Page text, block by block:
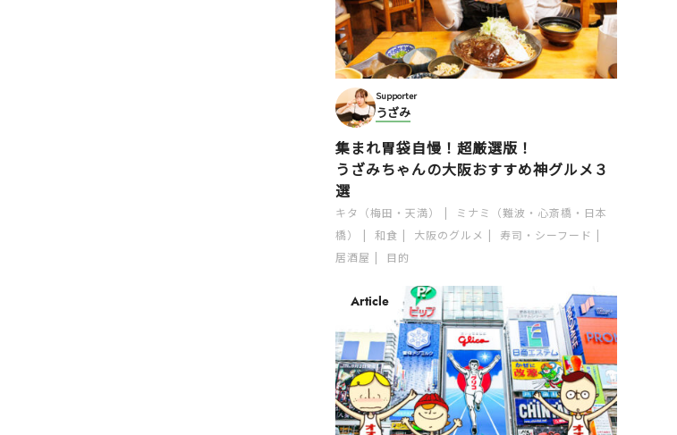
Supporter
うざみ
集まれ胃袋自慢！超厳選版！
うざみちゃんの大阪おすすめ神グルメ３
選
キタ（梅田・天満）
ミナミ（難波・心斎橋・日本
橋）
和食 大阪のグルメ
寿司・シーフード
居酒屋
目的
Article